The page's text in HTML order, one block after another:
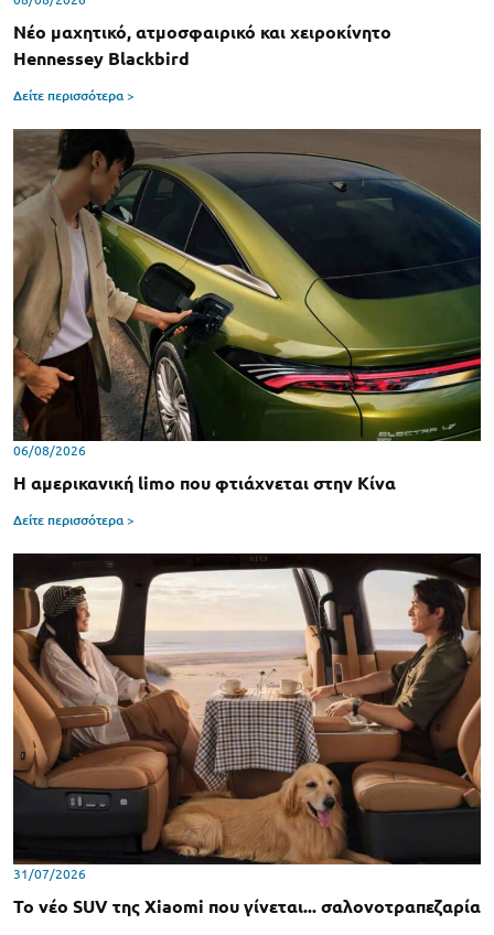
Νέο μαχητικό, ατμοσφαιρικό και χειροκίνητο
Hennessey Blackbird
Δείτε περισσότερα >
06/08/2026
Η αμερικανική limo που φτιάχνεται στην Κίνα
Δείτε περισσότερα >
31/07/2026
Το νέο SUV της Xiaomi που γίνεται... σαλονοτραπεζαρία